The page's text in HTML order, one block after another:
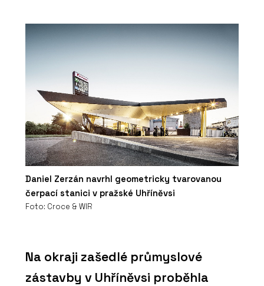
Daniel Zerzán navrhl geometricky tvarovanou
čerpací stanici v pražské Uhříněvsi
Foto: Croce & WIR
Na okraji zašedlé průmyslové
zástavby v Uhříněvsi proběhla